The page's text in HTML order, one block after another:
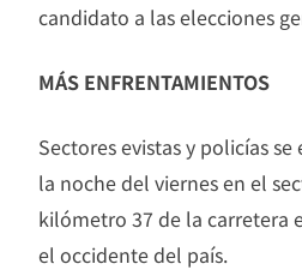
candidato a las elecciones
MÁS ENFRENTAMIENTOS
Sectores evistas y policías
la noche del viernes en el
kilómetro 37 de la carretera
el occidente del país.